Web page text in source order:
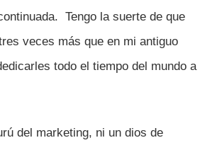
Tengo la suerte de que
veces más que en mi antiguo
todo el tiempo del mundo a
del marketing, ni un dios de